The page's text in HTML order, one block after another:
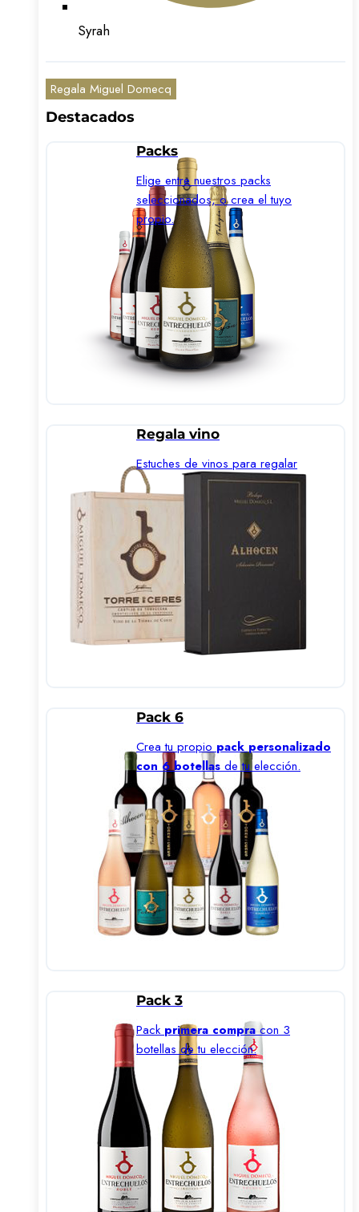
Syrah
Regala Miguel Domecq
Destacados
Packs
Elige entre nuestros packs
seleccionados, o crea el tuyo
propio.
Regala vino
Estuches de vinos para regalar
Pack 6
Crea tu propio pack personalizado
con 6 botellas de tu elección.
Pack 3
Pack primera compra con 3
botellas de tu elección.